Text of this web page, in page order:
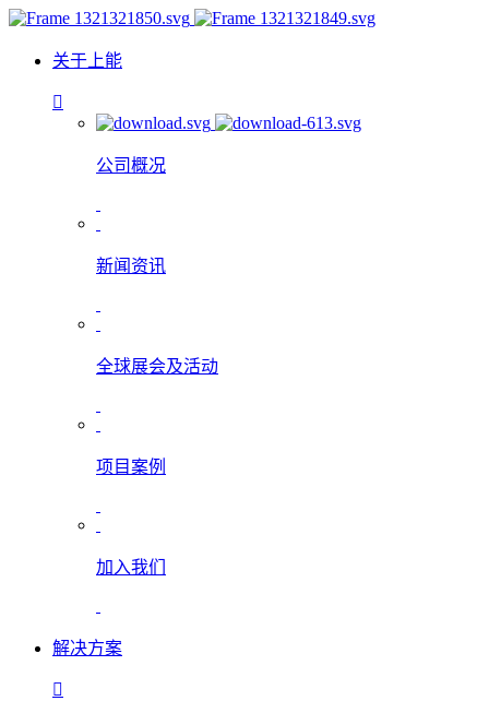
关于上能
公司概况
新闻资讯
全球展会及活动
项目案例
加入我们
解决方案